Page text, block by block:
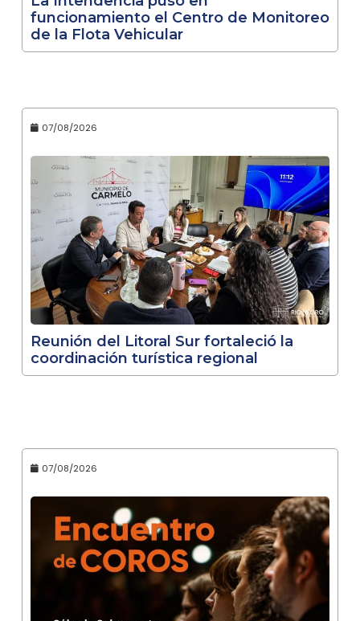
funcionamiento el Centro de Monitoreo
de la Flota Vehicular
07/08/2026
Reunión del Litoral Sur fortaleció la
coordinación turística regional
07/08/2026